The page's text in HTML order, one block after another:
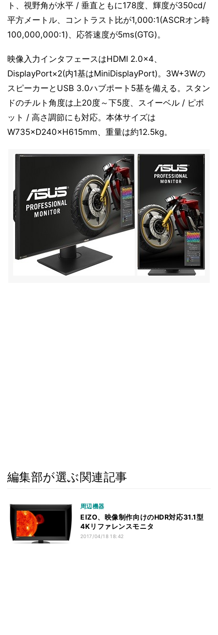
ト、視野角が水平 / 垂直ともに178度、輝度が350cd/
平方メートル、コントラスト比が1,000:1(ASCRオン時
100,000,000:1)、応答速度が5ms(GTG)。
映像入力インタフェースはHDMI 2.0×4、
DisplayPort×2(内1基はMiniDisplayPort)。3W+3Wの
スピーカーとUSB 3.0ハブポート5基を備える。スタン
ドのチルト角度は上20度～下5度、スイーベル / ピボ
ット / 高さ調節にも対応。本体サイズは
W735×D240×H615mm、重量は約12.5kg。
編集部が選ぶ関連記事
周辺機器
EIZO、映像制作向けのHDR対応31.1型
4Kリファレンスモニタ
2017/04/18 18:42